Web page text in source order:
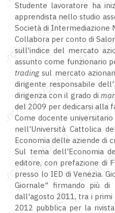
Studente lavoratore ha
apprendista nello studio
Società di Intermediazione
Collabora per conto di
sull'indice del mercato
assunto come funzionario
trading sul mercato
dirigente responsabile
dirigenza con il grado di
del 2009 per dedicarsi alla
Come docente
nell'Università Cattolica
Economia delle aziende di
Sul tema dell'Economia
editore, con prefazione di
presso lo IED di Venezia.
Giornale" firmando più
dall'agosto 2011, tra i
2012 pubblica per la